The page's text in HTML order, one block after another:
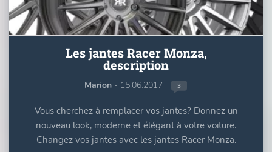
Les jantes Racer Monza,
description
Marion - 15.06.2017 3
Vous cherchez à remplacer vos jantes? Donnez un
nouveau look, moderne et élégant à votre voiture.
Changez vos jantes avec les jantes Racer Monza.